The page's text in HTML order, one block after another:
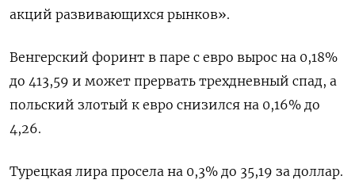
акций развивающихся рынков».
Венгерский форинт в паре с евро вырос на 0,18%
до 413,59 и может прервать трехдневный спад, а
польский злотый к евро снизился на 0,16% до
4,26.
Турецкая лира просела на 0,3% до 35,19 за доллар.